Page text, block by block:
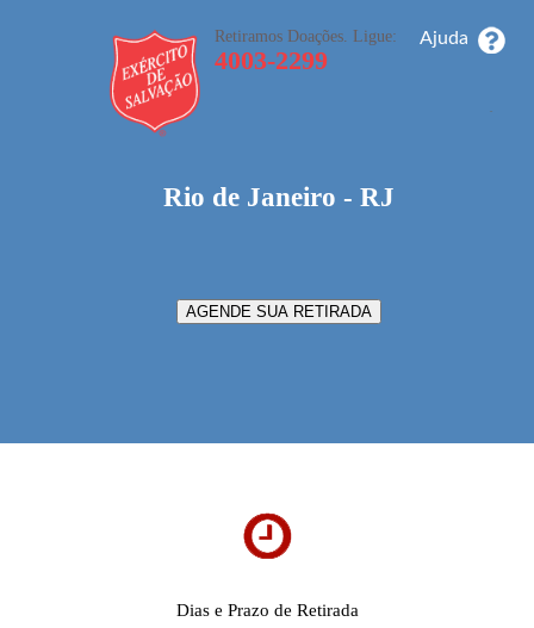
Ajuda
Retiramos Doações. Ligue:
4003-2299
Rio de Janeiro - RJ
AGENDE SUA RETIRADA
Dias e Prazo de Retirada